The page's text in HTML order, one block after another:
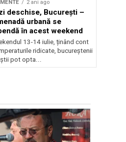
2 ani ago
deschise, București –
urbană se
în acest weekend
13-14 iulie, ținând cont
ridicate, bucureștenii
pot opta...